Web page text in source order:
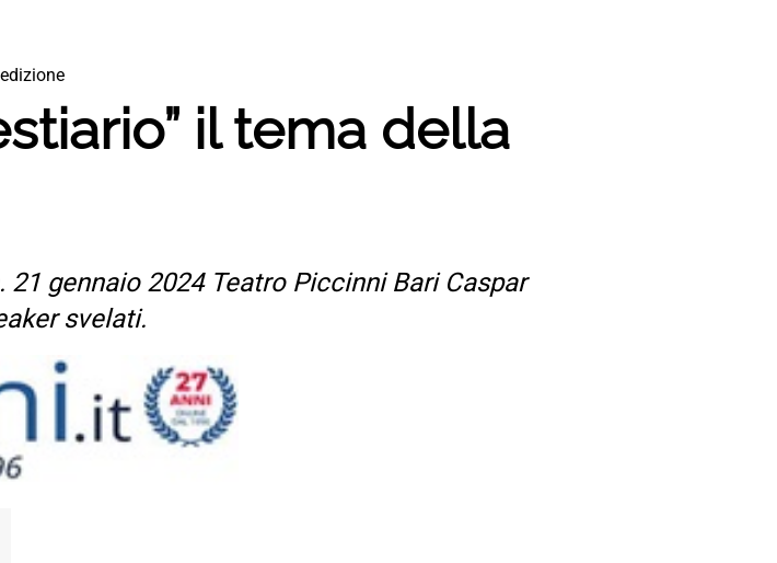
il tema della
21 gennaio 2024 Teatro Piccinni Bari Caspar
svelati.